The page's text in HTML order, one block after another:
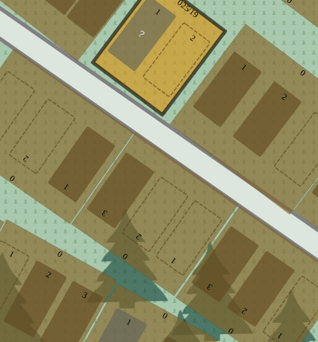
025/19
0
0
0
0 0
0
1
2
1
2
1
2
3
1
2
3
1
2
1
1
2
3